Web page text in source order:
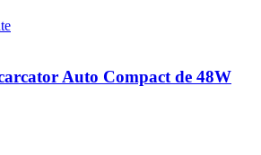
Auto Compact de 48W